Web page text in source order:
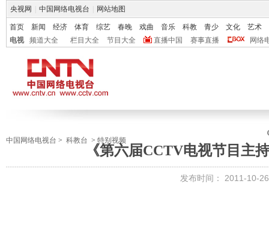
央视网 中国网络电视台 网站地图
首页 新闻 经济 体育 综艺 春晚 戏曲 音乐 科教 青少 文化
艺术
电视
频道大全 栏目大全 节目大全 直播中国 赛事直播 网络
中国网络电视台 > 科教台 > 特别视频
《第六届CCTV电视节目主
发布时间： 2011-10-